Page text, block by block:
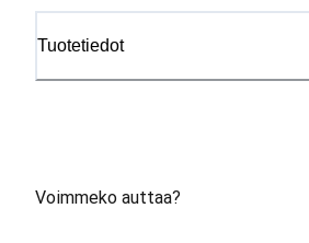
Tuotetiedot
Voimmeko auttaa?